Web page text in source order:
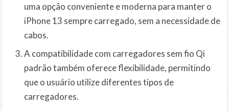
uma opção conveniente e moderna para manter o
iPhone 13 sempre carregado, sem a necessidade de
cabos.
A compatibilidade com carregadores sem fio Qi
padrão também oferece flexibilidade, permitindo
que o usuário utilize diferentes tipos de
carregadores.